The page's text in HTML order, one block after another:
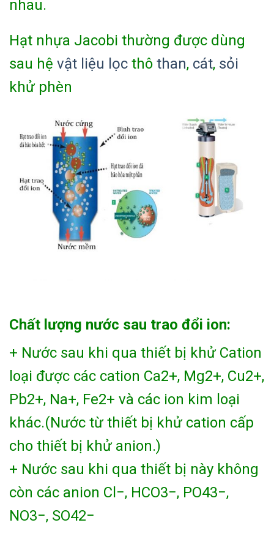
nhau.
Hạt nhựa Jacobi thường được dùng
sau hệ vật liệu lọc thô than, cát, sỏi
khử phèn
Chất lượng nước sau trao đổi ion:
+ Nước sau khi qua thiết bị khử Cation
loại được các cation Ca2+, Mg2+, Cu2+,
Pb2+, Na+, Fe2+ và các ion kim loại
khác.(Nước từ thiết bị khử cation cấp
cho thiết bị khử anion.)
+ Nước sau khi qua thiết bị này không
còn các anion Cl−, HCO3−, PO43−,
NO3−, SO42−